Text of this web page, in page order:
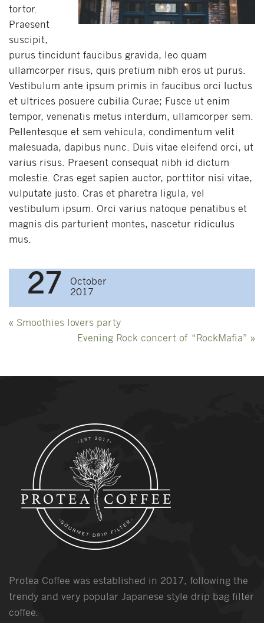
tortor.
Praesent
suscipit,
purus tincidunt faucibus gravida, leo quam
ullamcorper risus, quis pretium nibh eros ut purus.
Vestibulum ante ipsum primis in faucibus orci luctus
et ultrices posuere cubilia Curae; Fusce ut enim
tempor, venenatis metus interdum, ullamcorper sem.
Pellentesque et sem vehicula, condimentum velit
malesuada, dapibus nunc. Duis vitae eleifend orci, ut
varius risus. Praesent consequat nibh id dictum
molestie. Cras eget sapien auctor, porttitor nisi vitae,
vulputate justo. Cras et pharetra ligula, vel
vestibulum ipsum. Orci varius natoque penatibus et
magnis dis parturient montes, nascetur ridiculus
mus.
27
October
2017
Post
navigation
« Smoothies lovers party
Evening Rock concert of “RockMafia” »
Protea Coffee was established in 2017, following the
trendy and very popular Japanese style drip bag filter
coffee.